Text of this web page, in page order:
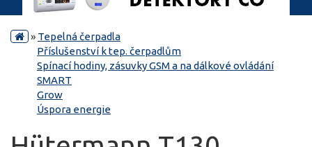
» Tepelná čerpadla
Příslušenství k tep. čerpadlům
Spínací hodiny, zásuvky GSM a na dálkové ovládání
SMART
Grow
Úspora energie